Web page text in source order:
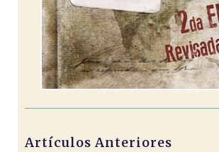
Artículos Anteriores